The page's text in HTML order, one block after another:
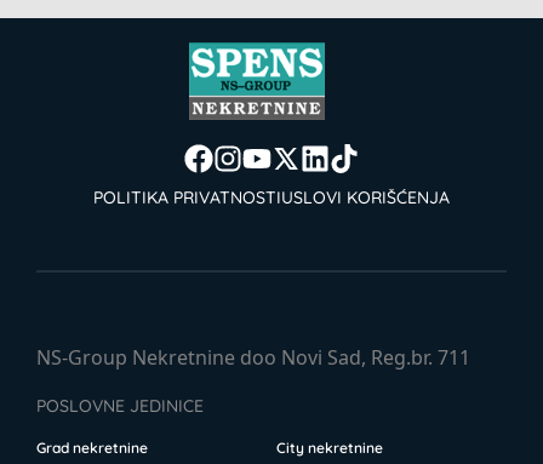
POLITIKA PRIVATNOSTIUSLOVI KORIŠĆENJA
NS-Group Nekretnine doo Novi Sad, Reg.br. 711
POSLOVNE JEDINICE
Grad nekretnine
City nekretnine